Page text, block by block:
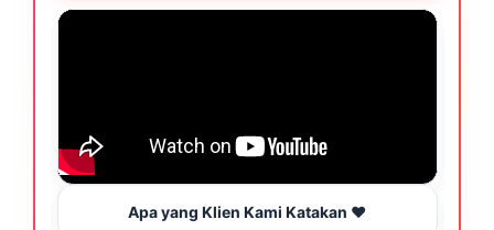
Apa yang Klien Kami Katakan ❤️